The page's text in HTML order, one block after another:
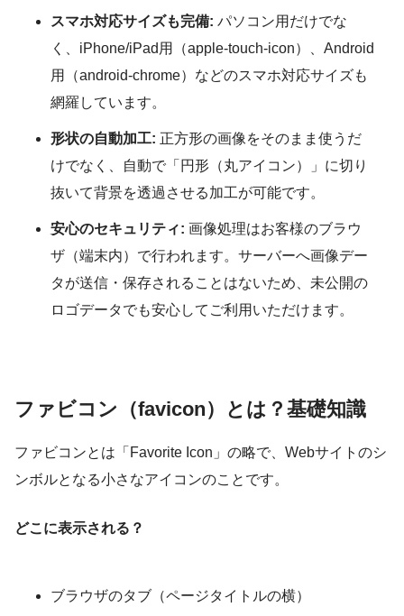
スマホ対応サイズも完備: パソコン用だけでな
く、iPhone/iPad用（apple-touch-icon）、Android
用（android-chrome）などのスマホ対応サイズも
網羅しています。
形状の自動加工: 正方形の画像をそのまま使うだ
けでなく、自動で「円形（丸アイコン）」に切り
抜いて背景を透過させる加工が可能です。
安心のセキュリティ: 画像処理はお客様のブラウ
ザ（端末内）で行われます。サーバーへ画像デー
タが送信・保存されることはないため、未公開の
ロゴデータでも安心してご利用いただけます。
ファビコン（favicon）とは？基礎知識
ファビコンとは「Favorite Icon」の略で、Webサイトのシ
ンボルとなる小さなアイコンのことです。
どこに表示される？
ブラウザのタブ（ページタイトルの横）